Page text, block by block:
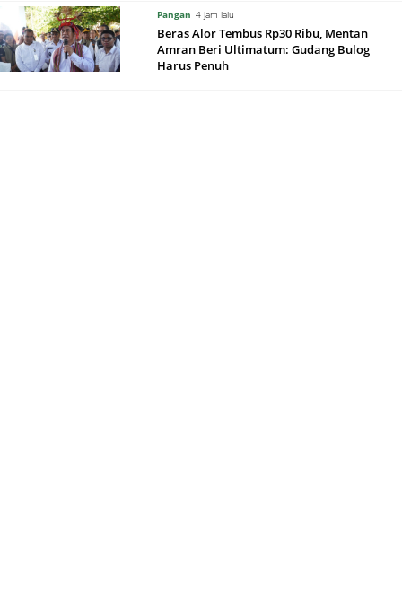
Pangan 4 jam lalu
Beras Alor Tembus Rp30 Ribu, Mentan
Amran Beri Ultimatum: Gudang Bulog
Harus Penuh